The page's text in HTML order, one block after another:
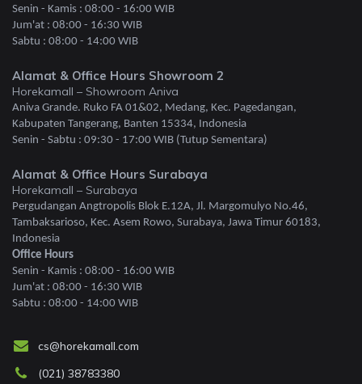
Senin - Kamis : 08:00 - 16:00 WIB
Jum'at : 08:00 - 16:30 WIB
Sabtu : 08:00 - 14:00 WIB
Alamat & Office Hours Showroom 2
Horekamall – Showroom Aniva
Aniva Grande. Ruko FA 01&02, Medang, Kec. Pagedangan,
Kabupaten Tangerang, Banten 15334, Indonesia
Senin - Sabtu : 09:30 - 17:00 WIB (Tutup Sementara)
Alamat & Office Hours Surabaya
Horekamall – Surabaya
Pergudangan Angtropolis Blok E.12A, Jl. Margomulyo No.46,
Tambaksarioso, Kec. Asem Rowo, Surabaya, Jawa Timur 60183,
Indonesia
Office Hours
Senin - Kamis : 08:00 - 16:00 WIB
Jum'at : 08:00 - 16:30 WIB
Sabtu : 08:00 - 14:00 WIB
cs@horekamall.com
(021) 38783380